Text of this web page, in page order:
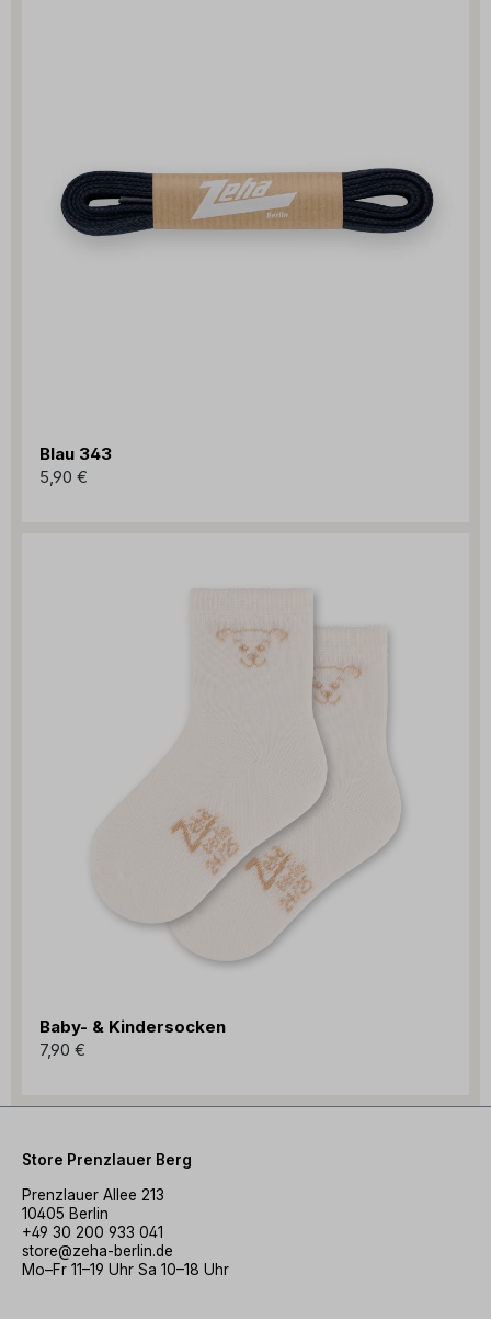
Blau 343
5,90 €
Baby- & Kindersocken
7,90 €
Store Prenzlauer Berg
Prenzlauer Allee 213
10405 Berlin
+49 30 200 933 041
store@zeha-berlin.de
Mo–Fr 11–19 Uhr Sa 10–18 Uhr